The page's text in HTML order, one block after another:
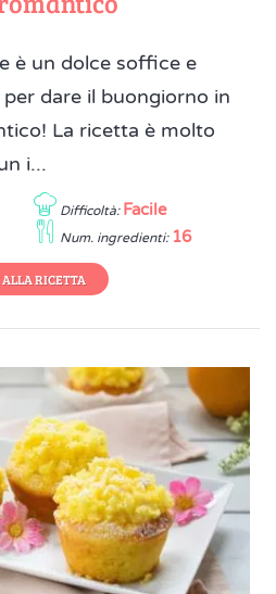
è un dolce soffice e
dare il buongiorno in
La ricetta è molto
i...
Difficoltà: Facile
Num. ingredienti: 16
RICETTA